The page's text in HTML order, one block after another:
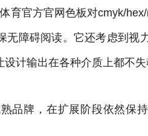
育官方官网色板对cmyk/
障碍阅读。它还考虑到视
计输出在各种介质上都不失
品牌，在扩展阶段依然保